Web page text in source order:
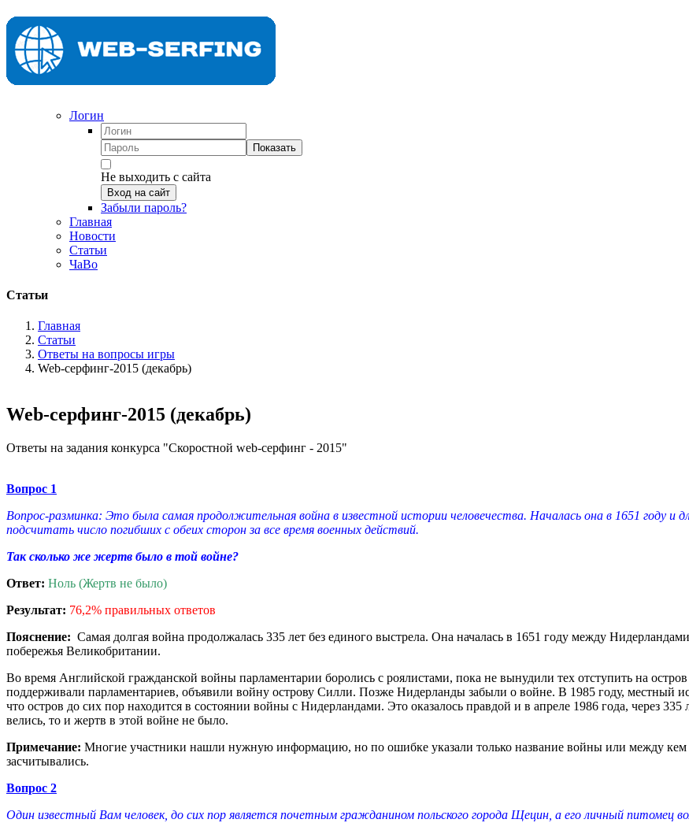
Логин
Показать
Не выходить с сайта
Вход на сайт
Забыли пароль?
Главная
Новости
Статьи
ЧаВо
Статьи
Главная
Статьи
Ответы на вопросы игры
Web-серфинг-2015 (декабрь)
Web-серфинг-2015 (декабрь)
Ответы на задания конкурса "Скоростной web-серфинг - 2015"
Вопрос 1
Вопрос-разминка: Это была самая продолжительная война в известной истории человечества. Началась она в 1651 году и
подсчитать число погибших с обеих сторон за все время военных действий.
Так сколько же жертв было в той войне?
Ответ: Ноль (Жертв не было)
Результат: 76,2% правильных ответов
Пояснение: Самая долгая война продолжалась 335 лет без единого выстрела. Она началась в 1651 году между
побережья Великобритании.
Во время Английской гражданской войны парламентарии боролись с роялистами, пока не вынудили тех отступить на
поддерживали парламентариев, объявили войну острову Силли. Позже Нидерланды забыли о войне. В 1985 году, местный
что остров до сих пор находится в состоянии войны с Нидерландами. Это оказалось правдой и в апреле 1986 года, через
велись, то и жертв в этой войне не было.
Примечание: Многие участники нашли нужную информацию, но по ошибке указали только название войны или между кем
засчитывались.
Вопрос 2
Один известный Вам человек, до сих пор является почетным гражданином польского города Щецин, а его личный питомец